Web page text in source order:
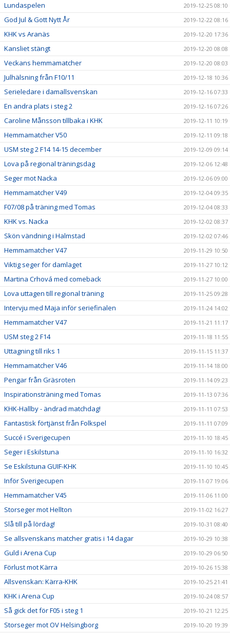
Lundaspelen 2019-12-25 08:10
God Jul & Gott Nytt År 2019-12-22 08:16
KHK vs Aranäs 2019-12-20 17:36
Kansliet stängt 2019-12-20 08:08
Veckans hemmamatcher 2019-12-20 08:03
Julhälsning från F10/11 2019-12-18 10:36
Serieledare i damallsvenskan 2019-12-16 07:33
En andra plats i steg 2 2019-12-16 07:26
Caroline Månsson tillbaka i KHK 2019-12-11 10:19
Hemmamatcher V50 2019-12-11 09:18
USM steg 2 F14 14-15 december 2019-12-09 09:14
Lova på regional träningsdag 2019-12-06 12:48
Seger mot Nacka 2019-12-06 09:00
Hemmamatcher V49 2019-12-04 09:35
F07/08 på träning med Tomas 2019-12-04 08:33
KHK vs. Nacka 2019-12-02 08:37
Skön vändning i Halmstad 2019-12-02 07:46
Hemmamatcher V47 2019-11-29 10:50
Viktig seger för damlaget 2019-11-27 10:12
Martina Crhová med comeback 2019-11-27 10:00
Lova uttagen till regional träning 2019-11-25 09:28
Intervju med Maja inför seriefinalen 2019-11-24 14:02
Hemmamatcher V47 2019-11-21 11:17
USM steg 2 F14 2019-11-18 11:55
Uttagning till riks 1 2019-11-15 11:37
Hemmamatcher V46 2019-11-14 18:00
Pengar från Gräsroten 2019-11-14 09:23
Inspirationsträning med Tomas 2019-11-13 07:36
KHK-Hallby - ändrad matchdag! 2019-11-11 07:53
Fantastisk förtjänst från Folkspel 2019-11-11 07:09
Succé i Sverigecupen 2019-11-10 18:45
Seger i Eskilstuna 2019-11-10 16:32
Se Eskilstuna GUIF-KHK 2019-11-10 10:45
Inför Sverigecupen 2019-11-07 19:06
Hemmamatcher V45 2019-11-06 11:00
Storseger mot Hellton 2019-11-02 16:27
Slå till på lördag! 2019-10-31 08:40
Se allsvenskans matcher gratis i 14 dagar 2019-10-29 10:38
Guld i Arena Cup 2019-10-29 06:50
Förlust mot Kärra 2019-10-26 15:38
Allsvenskan: Kärra-KHK 2019-10-25 21:41
KHK i Arena Cup 2019-10-24 08:57
Så gick det för F05 i steg 1 2019-10-21 12:25
Storseger mot OV Helsingborg 2019-10-20 19:39